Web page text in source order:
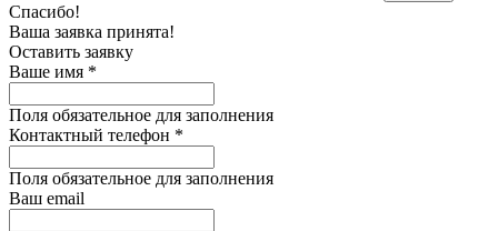
Спасибо!
Ваша заявка принята!
Оставить заявку
Ваше имя *
Поля обязательное для заполнения
Контактный телефон *
Поля обязательное для заполнения
Ваш email